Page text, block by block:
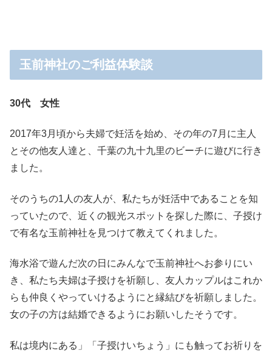
玉前神社のご利益体験談
30代 女性
2017年3月頃から夫婦で妊活を始め、その年の7月に主人
とその他友人達と、千葉の九十九里のビーチに遊びに行き
ました。
そのうちの1人の友人が、私たちが妊活中であることを知
っていたので、近くの観光スポットを探した際に、子授け
で有名な玉前神社を見つけて教えてくれました。
海水浴で遊んだ次の日にみんなで玉前神社へお参りにい
き、私たち夫婦は子授けを祈願し、友人カップルはこれか
らも仲良くやっていけるようにと縁結びを祈願しました。
女の子の方は結婚できるようにお願いしたそうです。
私は境内にある」「子授けいちょう」にも触ってお祈りを